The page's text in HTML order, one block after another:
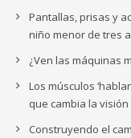
Pantallas, prisas y
niño menor de tres
¿Ven las máquinas
Los músculos
que cambia la
Construyendo el